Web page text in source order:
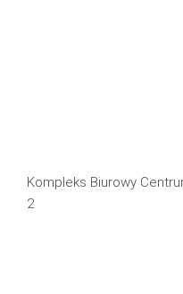
Kompleks Biurowy
2